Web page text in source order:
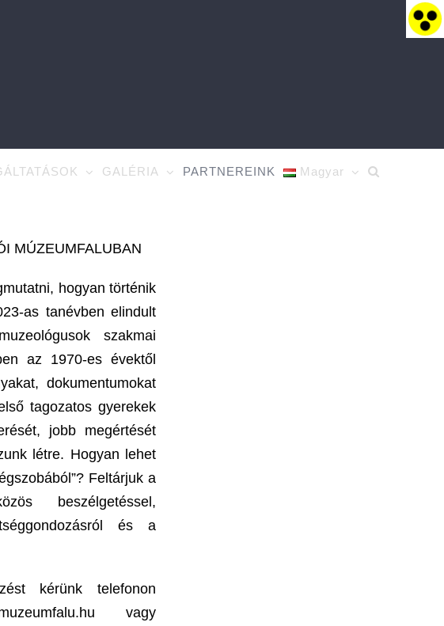
GALÉRIA PARTNEREINK Magyar
MÚZEUMFALUBAN
hogyan történik
as tanévben elindult
szakmai
az 1970-es évektől
dokumentumokat
tagozatos gyerekek
jobb megértését
létre. Hogyan lehet
Feltárjuk a
beszélgetéssel,
és a
kérünk telefonon
vagy